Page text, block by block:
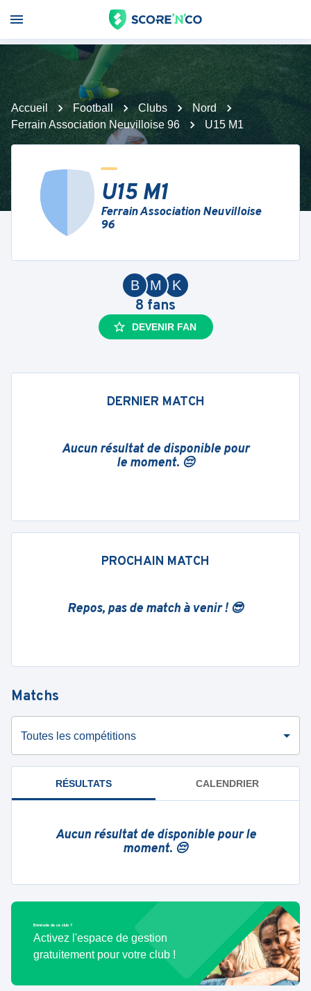
Accueil Football Clubs
Nord
Ferrain Association Neuvilloise 96
U15 M1
U15 M1
Ferrain Association Neuvilloise
96
K
M
B
8 fans
DEVENIR FAN
DERNIER MATCH
Aucun résultat de disponible pour
le moment. 😔
PROCHAIN MATCH
Repos, pas de match à venir ! 😎
Matchs
Toutes les compétitions
RÉSULTATS CALENDRIER
Aucun résultat de disponible pour le
moment. 😔
Bénévole de ce club ?
Activez l'espace de gestion
gratuitement pour votre club !